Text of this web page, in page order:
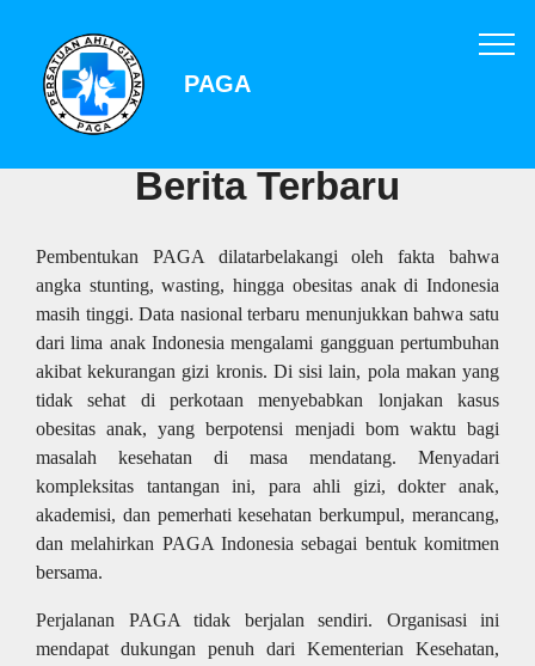
PAGA
Berita Terbaru
Pembentukan PAGA dilatarbelakangi oleh fakta bahwa
angka stunting, wasting, hingga obesitas anak di Indonesia
masih tinggi. Data nasional terbaru menunjukkan bahwa satu
dari lima anak Indonesia mengalami gangguan pertumbuhan
akibat kekurangan gizi kronis. Di sisi lain, pola makan yang
tidak sehat di perkotaan menyebabkan lonjakan kasus
obesitas anak, yang berpotensi menjadi bom waktu bagi
masalah kesehatan di masa mendatang. Menyadari
kompleksitas tantangan ini, para ahli gizi, dokter anak,
akademisi, dan pemerhati kesehatan berkumpul, merancang,
dan melahirkan PAGA Indonesia sebagai bentuk komitmen
bersama.
Perjalanan PAGA tidak berjalan sendiri. Organisasi ini
mendapat dukungan penuh dari Kementerian Kesehatan,